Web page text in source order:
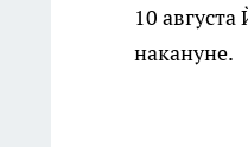
10
накануне.